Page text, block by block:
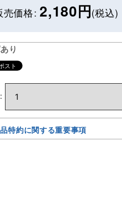
売価格: 2,180円(税込)
り
:
特約に関する重要事項